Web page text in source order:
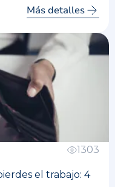
Más detalles
1303
el trabajo: 4